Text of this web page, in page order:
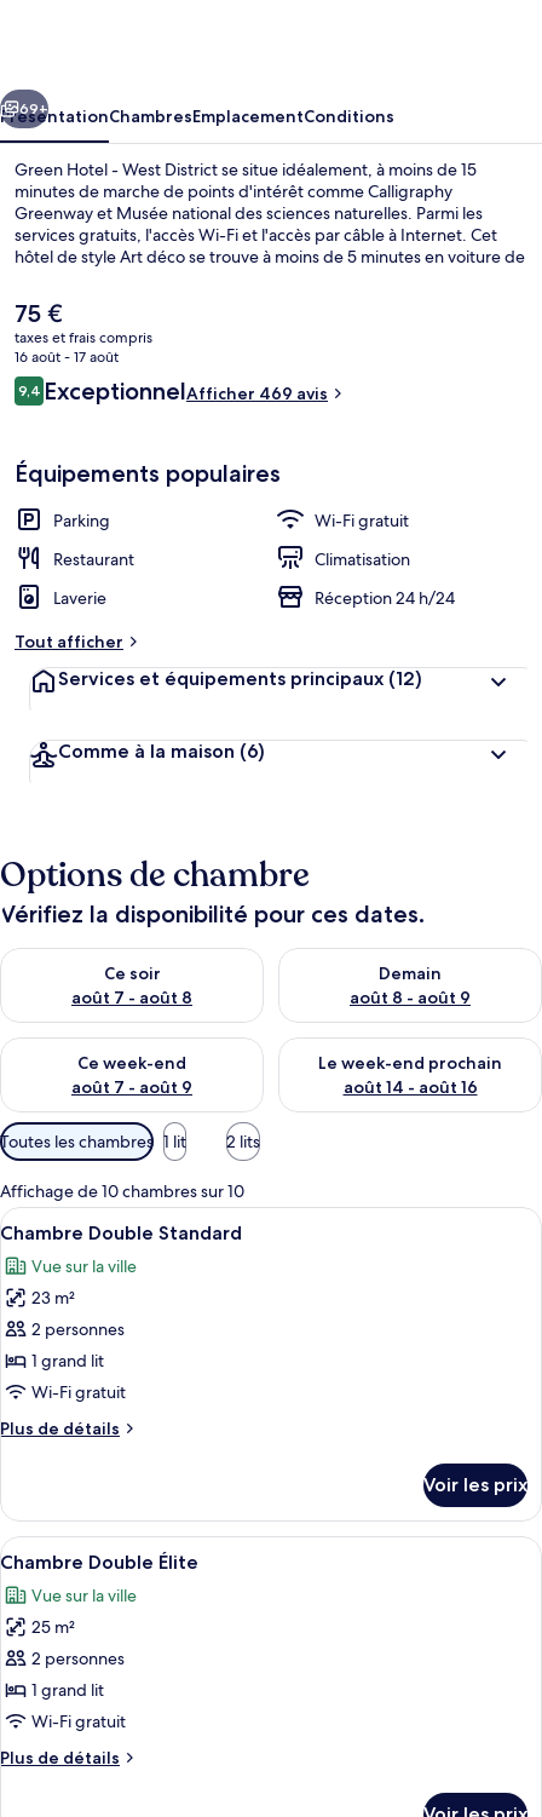
District
Suivant
69+
PrésentationChambresEmplacementConditions
Green Hotel - West District se situe idéalement, à moins de 15
minutes de marche de points d'intérêt comme Calligraphy
Greenway et Musée national des sciences naturelles. Parmi les
services gratuits, l'accès Wi-Fi et l'accès par câble à Internet. Cet
hôtel de style Art déco se trouve à moins de 5 minutes en voiture de
personnel attentionné et la présentation générale remportent un
franc succès auprès des autres voyageurs.
Le
prix
actuel
est
de
75 €
taxes et frais compris
16 août - 17 août
Avis
voyageurs
9,49,4 sur 10
ExceptionnelAfficher 469 avis
Équipements populaires
Parking
Wi-Fi gratuit
Restaurant
Climatisation
Laverie
Réception 24 h/24
Tout afficher
Services et équipements principaux (12)
Comme à la maison (6)
Options de chambre
Vérifiez la disponibilité pour ces dates.
Ce soir
août 7 - août 8
Vérifier la disponibilité pour ce soir août 7 - août 8
Demain
août 8 - août 9
Vérifier la disponibilité pour
Ce week-end
août 7 - août 9
Vérifier la disponibilité pour ce week-end août 7 - août 9
Le week-end prochain
août 14 - août 16
Vérifier la disponibilité pour
Filtres
disponibles
pour
les
chambres
Toutes les chambres 1 lit 2 lits
Affichage de 10 chambres sur 10
Afficher
toutes
les
photos
pour
ce
type
chambre :
Standard
Une chambre d’hôtel moderne
5
Chambre Double Standard
Vue sur la ville
23 m²
2 personnes
1 grand lit
Wi-Fi gratuit
Plus de détails
Plus
le
type
de
Chambre
Double
Standard
Voir les prix
Afficher
toutes
les
photos
pour
ce
type
chambre :
Une chambre d’hôtel moderne,
6
Chambre Double Élite
Vue sur la ville
25 m²
2 personnes
1 grand lit
Wi-Fi gratuit
Plus de détails
Plus